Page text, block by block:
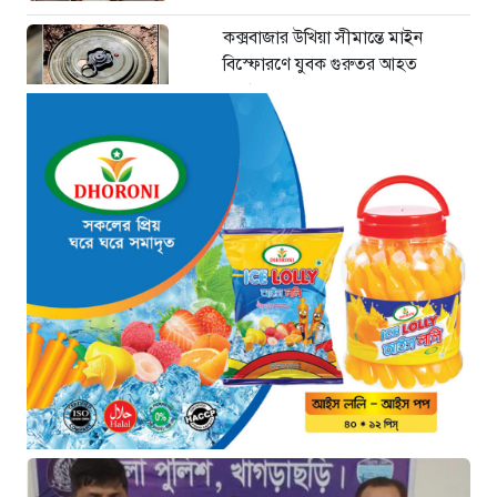
কক্সবাজার উখিয়া সীমান্তে মাইন
বিস্ফোরণে যুবক গুরুতর আহত
২০ ঘণ্টা আগে
জোরারগঞ্জ থানা পুলিশের বিশেষ
অভিযান কক্সবাজারের পুরনো মাদক
কারবারি গ্রেফতার
২০ ঘণ্টা আগে
ঢাকা চট্টগ্রাম মহাসড়ক স্টার লাইন
বাসের ধাক্কায় অটোরিকশা চালক নিহত
২০ ঘণ্টা আগে
হামে আরও ৬ শিশুর মৃত্যু, নতুন করে
আক্রান্ত ৮৫ জন
২৩ ঘণ্টা আগে
মরণফাঁদ সুনামগঞ্জ সড়ক: মাঝরাস্তায়
খুঁটি, দেড় বছরে শতাধিক দুর্ঘটনা